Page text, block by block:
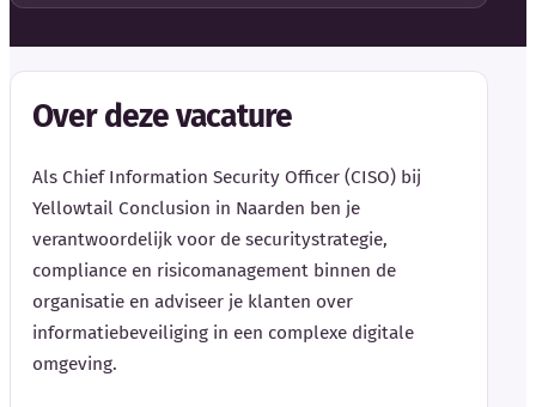
Over deze vacature
Als Chief Information Security Officer (CISO) bij
Yellowtail Conclusion in Naarden ben je
verantwoordelijk voor de securitystrategie,
compliance en risicomanagement binnen de
organisatie en adviseer je klanten over
informatiebeveiliging in een complexe digitale
omgeving.